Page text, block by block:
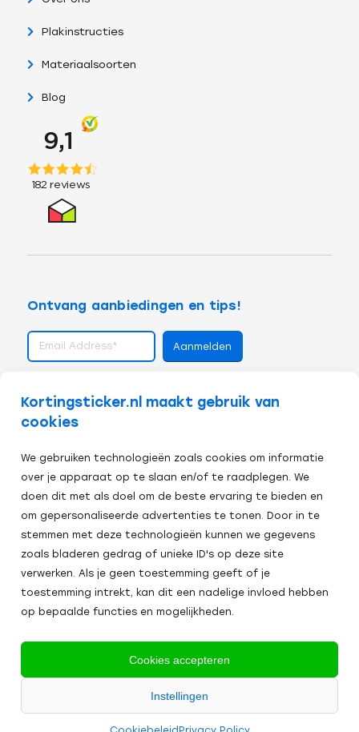
Kortingsticker.nl maakt gebruik van
cookies
We gebruiken technologieën zoals cookies om informatie
over je apparaat op te slaan en/of te raadplegen. We
doen dit met als doel om de beste ervaring te bieden en
om gepersonaliseerde advertenties te tonen. Door in te
stemmen met deze technologieën kunnen we gegevens
zoals bladeren gedrag of unieke ID's op deze site
verwerken. Als je geen toestemming geeft of je
toestemming intrekt, kan dit een nadelige invloed hebben
op bepaalde functies en mogelijkheden.
Cookies accepteren
Instellingen
Plakinstructies
Materiaalsoorten
Blog
Ontvang aanbiedingen en tips!
Veilig afrekenen:
Algemene Voorwaarden